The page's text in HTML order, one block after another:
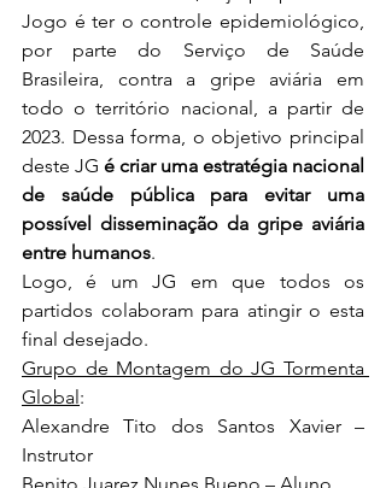
Jogo é ter o controle epidemiológico,
por parte do Serviço de Saúde
Brasileira, contra a gripe aviária em
todo o território nacional, a partir de
2023. Dessa forma, o objetivo principal
deste JG é criar uma estratégia nacional
de saúde pública para evitar uma
possível disseminação da gripe aviária
entre humanos.
Logo, é um JG em que todos os
partidos colaboram para atingir o esta
final desejado.
Grupo de Montagem do JG Tormenta
Global:
Alexandre Tito dos Santos Xavier –
Instrutor